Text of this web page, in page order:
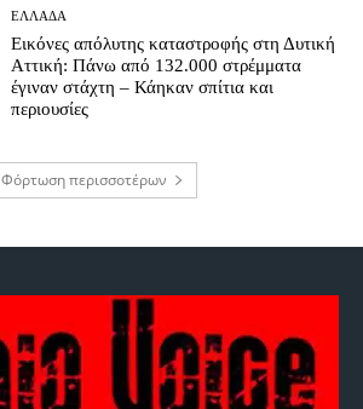
ΕΛΛΆΔΑ
Εικόνες απόλυτης καταστροφής στη Δυτική
Αττική: Πάνω από 132.000 στρέμματα
έγιναν στάχτη – Κάηκαν σπίτια και
περιουσίες
Φόρτωση περισσοτέρων